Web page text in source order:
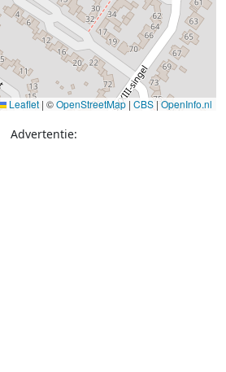
Leaflet | ©OpenStreetMap | CBS | OpenInfo.nl
Advertentie: